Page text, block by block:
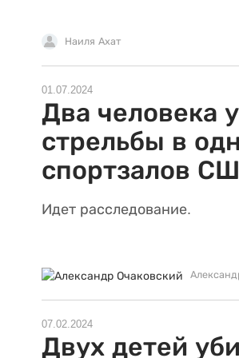
Наиля Ахат
01.07.2024
Два человека
стрельбы в
спортзалов
Идет расследование.
07.02.2024
Двух детей